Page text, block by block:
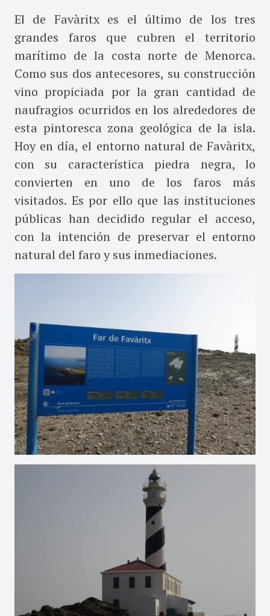
El de Favàritx es el último de los tres
grandes faros que cubren el territorio
marítimo de la costa norte de Menorca.
Como sus dos antecesores, su construcción
vino propiciada por la gran cantidad de
naufragios ocurridos en los alrededores de
esta pintoresca zona geológica de la isla.
Hoy en día, el entorno natural de Favàritx,
con su característica piedra negra, lo
convierten en uno de los faros más
visitados. Es por ello que las instituciones
públicas han decidido regular el acceso,
con la intención de preservar el entorno
natural del faro y sus inmediaciones.